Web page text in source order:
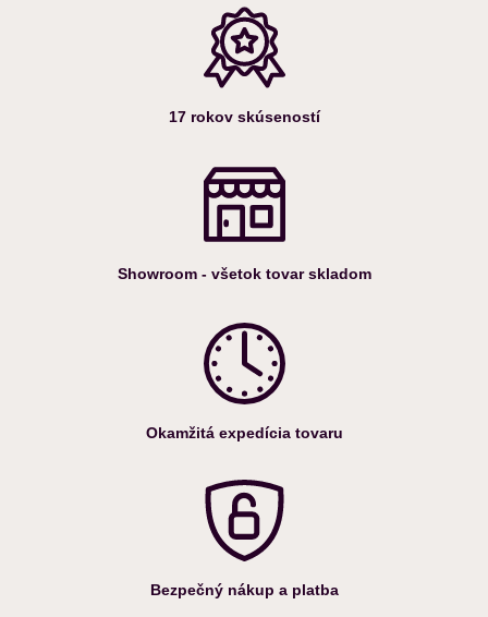
17 rokov skúseností
Showroom - všetok tovar skladom
Okamžitá expedícia tovaru
Bezpečný nákup a platba